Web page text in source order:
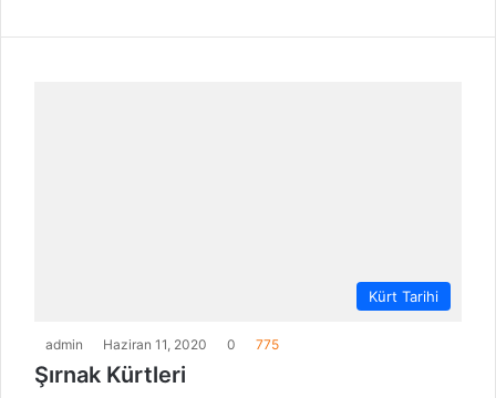
Kürt Tarihi
admin Haziran 11, 2020 0 775
Şırnak Kürtleri